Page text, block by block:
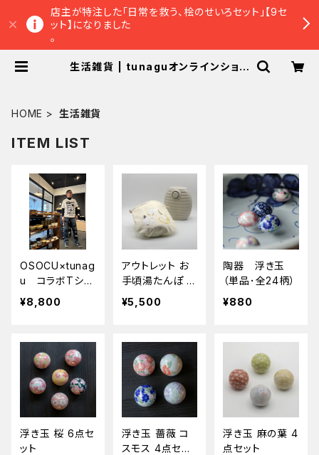
店主が特注した「日常を救う、桧のせいろセット」【9セ
ット】になりました
。
生活雑貨 | tunaguオンラインショッ
HOME 生活雑貨
ITEM LIST
OSOCU×tunag
u コラボTシャ
ツ
¥8,800
アウトレット お
手頃湯たんぽ 三
匹の猫
¥5,500
陶器 浮き玉
（単品･全24柄）
¥880
浮き玉 桜 6点セ
ット
浮き玉 薔薇 コ
スモス 4点セッ
浮き玉 麻の葉 4
点セット